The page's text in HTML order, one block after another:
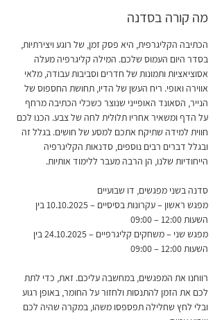
מה קורה בסדנה
הכתיבה הקליגרפית, היא פסק זמן, של רוגע ויצירתיות,
בסדר היום העמוס שלכם. המילה קליגרפיה מעלה
אסוציאציות ותמונות של חדרים וסביבות עבודה, מלאי
אווירה ואופי. ריח העשן של הדיו, תחושת החספוס של
הנייר, הסאונד האופייני שנוצר כשכלי הכתיבה מרחף
על הדף ומשאיר אחריו תלולית לחה של צבע. הכנו לכם
חווית למידה שתיקח אתכם למסע של חושים. בגלל זה
ובגלל דברים רבים נוספים, סדנאות הקליגרפיה
הייחודיות שלנו, הן הרבה מעבר ללימוד אותיות.
סדנה בשני מפגשים, דו שבועיים
מפגש ראשון – עקרונות בסיסיים – 10.10.2025 בין
השעות 12:00 – 09:00
מפגש שני – משחקים קליגרפיים – 24.10.2025 בין
השעות 12:00 – 09:00
רווחנו את המפגשים, במחשבה עליכם. זאת, כדי לתת
לכם את הזמן להתנסות ולחזור על החומר, באופן רגוע
ובלי לחץ שחלילה תפספסו משהו, במקרה שהיה לכם